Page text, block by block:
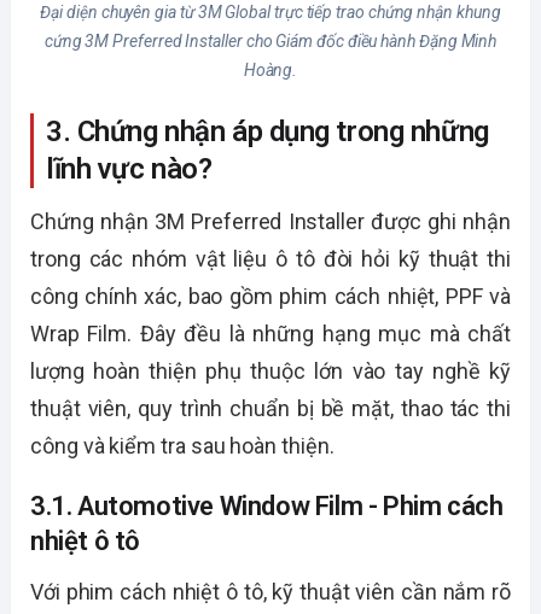
Đại diện chuyên gia từ 3M Global trực tiếp trao chứng nhận khung
cứng 3M Preferred Installer cho Giám đốc điều hành Đặng Minh
Hoàng.
3. Chứng nhận áp dụng trong những
lĩnh vực nào?
Chứng nhận 3M Preferred Installer được ghi nhận
trong các nhóm vật liệu ô tô đòi hỏi kỹ thuật thi
công chính xác, bao gồm phim cách nhiệt, PPF và
Wrap Film. Đây đều là những hạng mục mà chất
lượng hoàn thiện phụ thuộc lớn vào tay nghề kỹ
thuật viên, quy trình chuẩn bị bề mặt, thao tác thi
công và kiểm tra sau hoàn thiện.
3.1. Automotive Window Film - Phim cách
nhiệt ô tô
Với phim cách nhiệt ô tô, kỹ thuật viên cần nắm rõ